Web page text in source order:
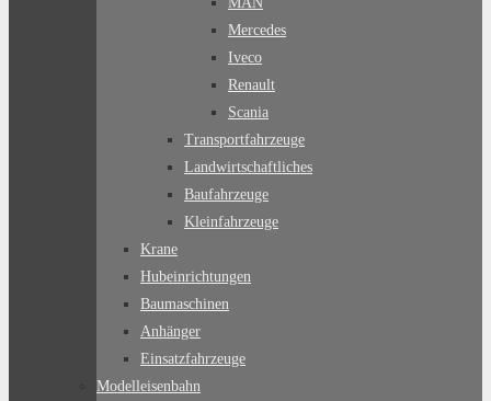
Mercedes
Iveco
Renault
Scania
Transportfahrzeuge
Landwirtschaftliches
Baufahrzeuge
Kleinfahrzeuge
Krane
Hubeinrichtungen
Baumaschinen
Anhänger
Einsatzfahrzeuge
Modelleisenbahn